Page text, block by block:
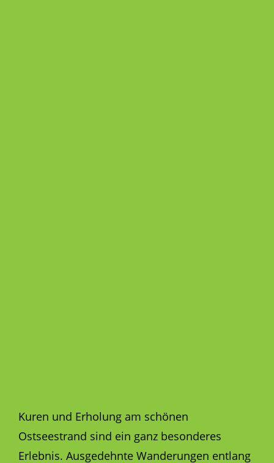
Kuren und Erholung am schönen
Ostseestrand sind ein ganz besonderes
Erlebnis. Ausgedehnte Wanderungen entlang